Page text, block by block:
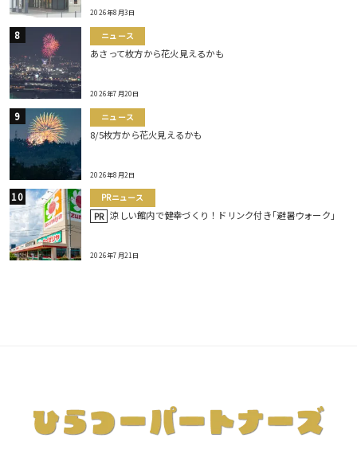
2026年8月3日
ニュース
あさって枚方から花火見えるかも
2026年7月20日
ニュース
8/5枚方から花火見えるかも
2026年8月2日
PRニュース
PR 涼しい館内で健幸づくり！ドリンク付き｢避暑ウォーク｣
2026年7月21日